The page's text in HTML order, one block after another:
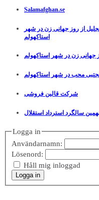
Salamafghan.se
از روز جهانی زن در شهر
استاکهولم
زن در شهر استاکهولم
محب در شهر استاکهولم
شرکت قالین فروشی
سالگرد استرداد استقلال
Logga in
Användarnamn:
Lösenord:
Håll mig inloggad
Logga in